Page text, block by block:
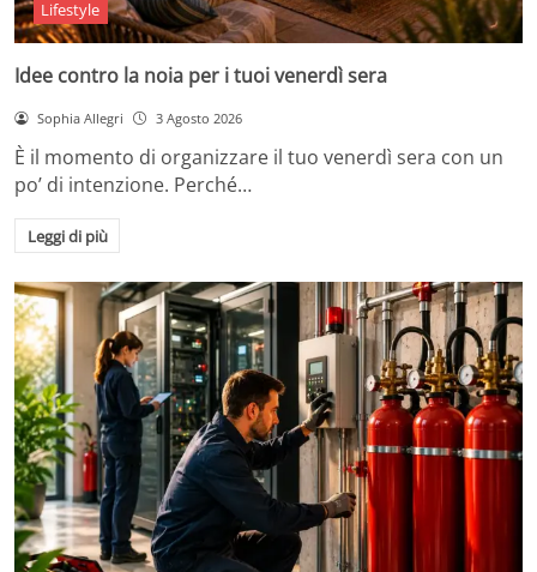
Lifestyle
Idee contro la noia per i tuoi venerdì sera
Sophia Allegri 3 Agosto 2026
È il momento di organizzare il tuo venerdì sera con un
po’ di intenzione. Perché…
Leggi di più